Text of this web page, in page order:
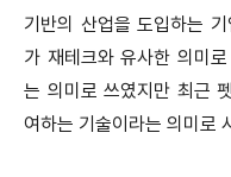
기반의 산업을 도입하는
가 재테크와 유사한 의미
는 의미로 쓰였지만 최근
여하는 기술이라는 의미로